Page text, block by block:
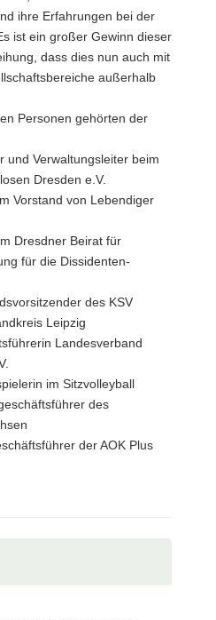
ihre Erfahrungen bei der
ist ein großer Gewinn dieser
dass dies nun auch mit
außerhalb
Personen gehörten der
und Verwaltungsleiter beim
Dresden e.V.
Vorstand von Lebendiger
Dresdner Beirat für
für die Dissidenten-
des KSV
Leipzig
Landesverband
im Sitzvolleyball
des
der AOK Plus